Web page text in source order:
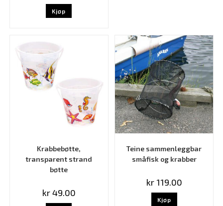
Kjøp
Krabbebøtte,
transparent strand
bøtte
kr49.00
Teine sammenleggbar
småfisk og krabber
kr119.00
Kjøp